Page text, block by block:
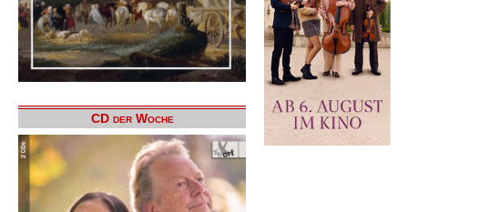
CD der Woche